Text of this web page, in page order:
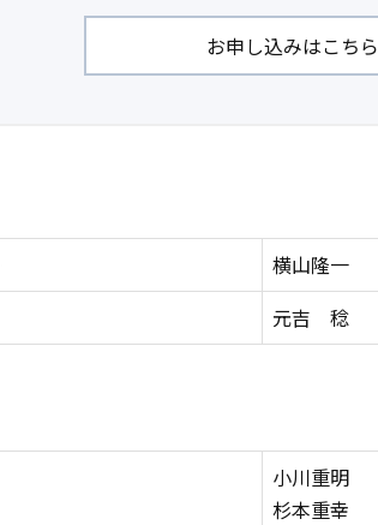
お申し込みはこちら
横山隆一
元吉 稔
小川重明
杉本重幸